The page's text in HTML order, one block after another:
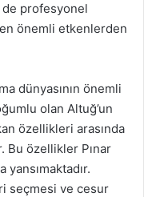
de profesyonel
en önemli etkenlerden
dünyasının önemli
olan Altuğ’un
özellikleri arasında
Bu özellikler Pınar
yansımaktadır.
seçmesi ve cesur